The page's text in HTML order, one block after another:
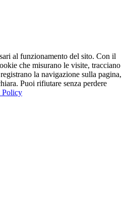
al funzionamento del sito. Con il
che misurano le visite, tracciano
la navigazione sulla pagina,
Puoi rifiutare senza perdere
Policy